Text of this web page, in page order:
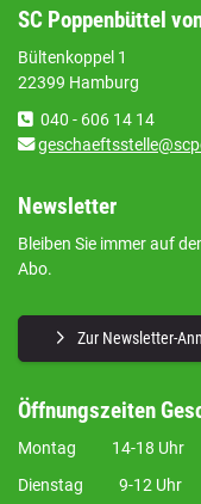
SC Poppenbüttel
Bültenkoppel 1
22399 Hamburg
040 - 606 14 14
Newsletter
Bleiben Sie immer auf
Abo.
Zur Newsletter-
Öffnungszeiten
Montag 14-18 Uhr
Dienstag 9-12 Uhr